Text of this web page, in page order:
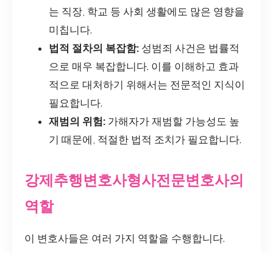
는 직장, 학교 등 사회 생활에도 많은 영향을
미칩니다.
법적 절차의 복잡함: 성범죄 사건은 법률적
으로 매우 복잡합니다. 이를 이해하고 효과
적으로 대처하기 위해서는 전문적인 지식이
필요합니다.
재범의 위험: 가해자가 재범할 가능성도 높
기 때문에, 적절한 법적 조치가 필요합니다.
강제추행변호사형사전문변호사의
역할
이 변호사들은 여러 가지 역할을 수행합니다.